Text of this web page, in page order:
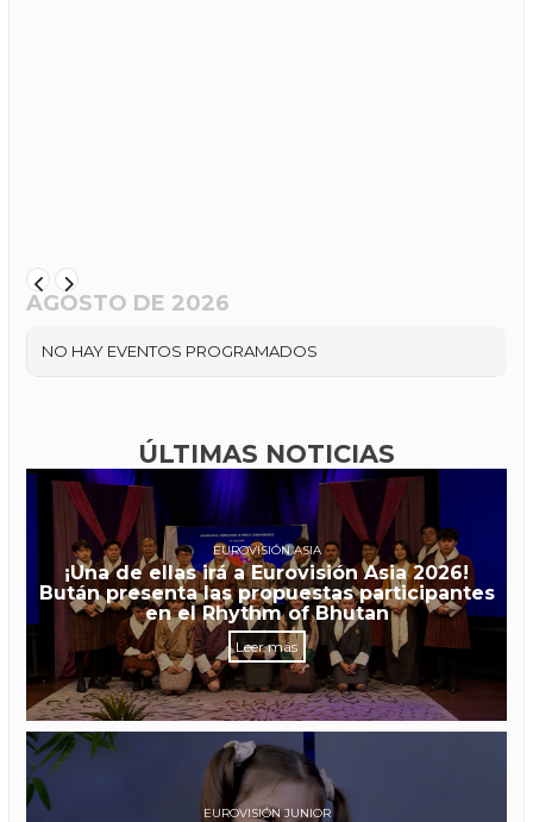
AGOSTO DE 2026
NO HAY EVENTOS PROGRAMADOS
ÚLTIMAS NOTICIAS
EUROVISIÓN ASIA
¡Una de ellas irá a Eurovisión Asia 2026!
Bután presenta las propuestas participantes
en el Rhythm of Bhutan
Leer más
EUROVISIÓN JUNIOR